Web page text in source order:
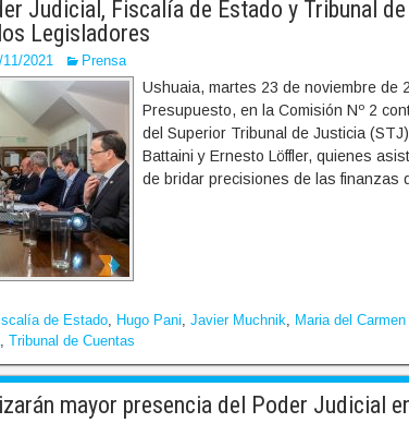
Judicial, Fiscalía de Estado y Tribunal
Legisladores
11/2021 Prensa
Ushuaia, martes 23 de noviembre de
Presupuesto, en la Comisión Nº 2
del Superior Tribunal de Justicia
Battaini y Ernesto Löffler, quienes
de bridar precisiones de las finanzas
de Estado, Hugo Pani, Javier Muchnik, Maria del
, Tribunal de Cuentas
mayor presencia del Poder Judicial